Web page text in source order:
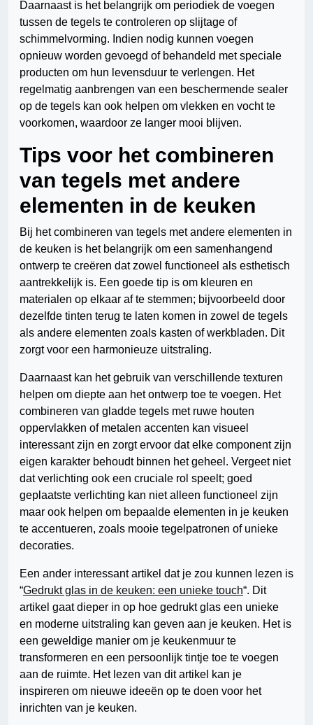
Daarnaast is het belangrijk om periodiek de voegen
tussen de tegels te controleren op slijtage of
schimmelvorming. Indien nodig kunnen voegen
opnieuw worden gevoegd of behandeld met speciale
producten om hun levensduur te verlengen. Het
regelmatig aanbrengen van een beschermende sealer
op de tegels kan ook helpen om vlekken en vocht te
voorkomen, waardoor ze langer mooi blijven.
Tips voor het combineren
van tegels met andere
elementen in de keuken
Bij het combineren van tegels met andere elementen in
de keuken is het belangrijk om een samenhangend
ontwerp te creëren dat zowel functioneel als esthetisch
aantrekkelijk is. Een goede tip is om kleuren en
materialen op elkaar af te stemmen; bijvoorbeeld door
dezelfde tinten terug te laten komen in zowel de tegels
als andere elementen zoals kasten of werkbladen. Dit
zorgt voor een harmonieuze uitstraling.
Daarnaast kan het gebruik van verschillende texturen
helpen om diepte aan het ontwerp toe te voegen. Het
combineren van gladde tegels met ruwe houten
oppervlakken of metalen accenten kan visueel
interessant zijn en zorgt ervoor dat elke component zijn
eigen karakter behoudt binnen het geheel. Vergeet niet
dat verlichting ook een cruciale rol speelt; goed
geplaatste verlichting kan niet alleen functioneel zijn
maar ook helpen om bepaalde elementen in je keuken
te accentueren, zoals mooie tegelpatronen of unieke
decoraties.
Een ander interessant artikel dat je zou kunnen lezen is
“Gedrukt glas in de keuken: een unieke touch“. Dit
artikel gaat dieper in op hoe gedrukt glas een unieke
en moderne uitstraling kan geven aan je keuken. Het is
een geweldige manier om je keukenmuur te
transformeren en een persoonlijk tintje toe te voegen
aan de ruimte. Het lezen van dit artikel kan je
inspireren om nieuwe ideeën op te doen voor het
inrichten van je keuken.